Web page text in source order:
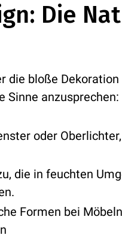
Die
die bloße
Sinne anzusprechen:
oder
die in feuchten
Formen bei